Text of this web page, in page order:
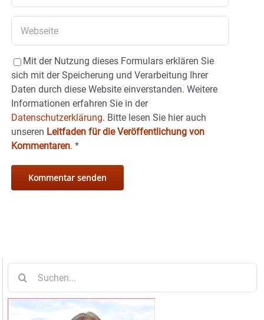
Mit der Nutzung dieses Formulars erklären Sie
sich mit der Speicherung und Verarbeitung Ihrer
Daten durch diese Website einverstanden. Weitere
Informationen erfahren Sie in der
Datenschutzerklärung. Bitte lesen Sie hier auch
unseren Leitfaden für die Veröffentlichung von
Kommentaren. *
nach: